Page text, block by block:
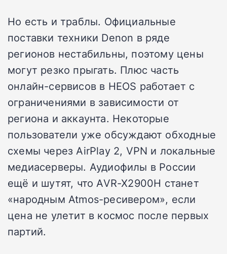
Но есть и траблы. Официальные
поставки техники Denon в ряде
регионов нестабильны, поэтому цены
могут резко прыгать. Плюс часть
онлайн-сервисов в HEOS работает с
ограничениями в зависимости от
региона и аккаунта. Некоторые
пользователи уже обсуждают обходные
схемы через AirPlay 2, VPN и локальные
медиасерверы. Аудиофилы в России
ещё и шутят, что AVR-X2900H станет
«народным Atmos-ресивером», если
цена не улетит в космос после первых
партий.